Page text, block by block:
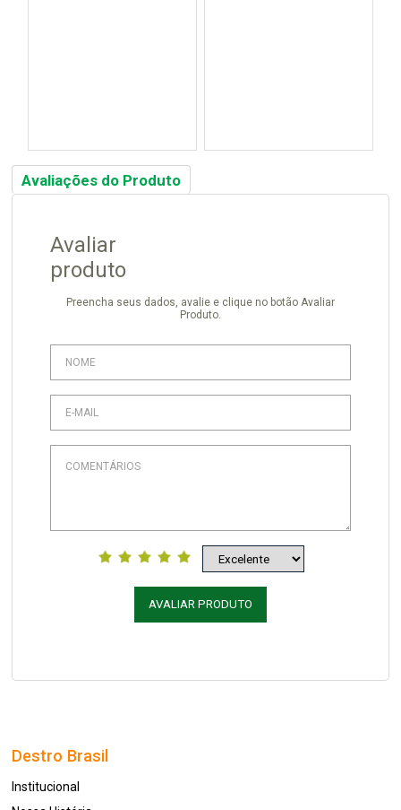
Avaliações do Produto
Avaliar
produto
Preencha seus dados, avalie e clique no botão Avaliar
Produto.
AVALIAR PRODUTO
Destro Brasil
Institucional